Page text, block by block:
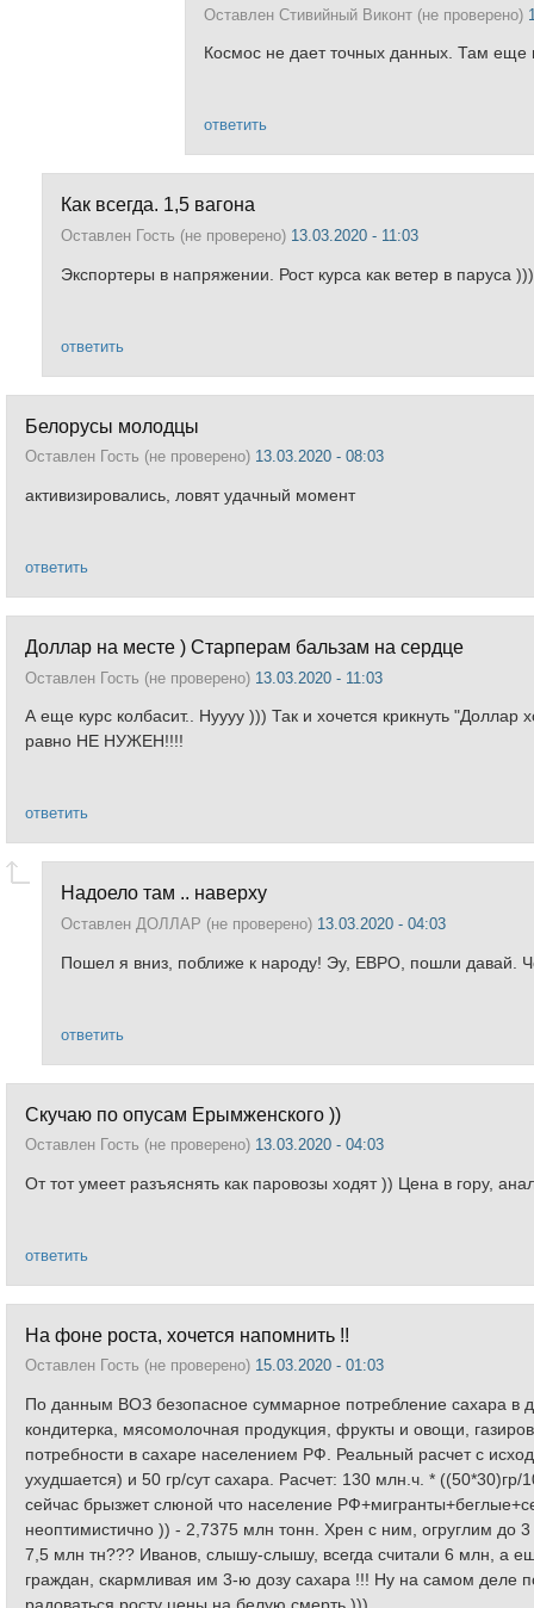
Оставлен Стивийный Виконт (не проверено)
Космос не дает точных данных. Там еще
ответить
Как всегда. 1,5 вагона
Оставлен Гость (не проверено) 13.03.2020 - 11:03
Экспортеры в напряжении. Рост курса как ветер в паруса
ответить
Белорусы молодцы
Оставлен Гость (не проверено) 13.03.2020 - 08:03
активизировались, ловят удачный момент
ответить
Доллар на месте ) Старперам бальзам на сердце
Оставлен Гость (не проверено) 13.03.2020 - 11:03
А еще курс колбасит.. Нуууу ))) Так и хочется крикнуть
равно НЕ НУЖЕН!!!!
ответить
Надоело там .. наверху
Оставлен ДОЛЛАР (не проверено) 13.03.2020 - 04:03
Пошел я вниз, поближе к народу! Эу, ЕВРО, пошли давай.
ответить
Скучаю по опусам Ерымженского ))
Оставлен Гость (не проверено) 13.03.2020 - 04:03
От тот умеет разъяснять как паровозы ходят )) Цена в гору,
ответить
На фоне роста, хочется напомнить !!
Оставлен Гость (не проверено) 15.03.2020 - 01:03
По данным ВОЗ безопасное суммарное потребление сахара в
кондитерка, мясомолочная продукция, фрукты и овощи,
потребности в сахаре населением РФ. Реальный расчет с
ухудшается) и 50 гр/сут сахара. Расчет: 130 млн.ч. *
сейчас брызжет слюной что население
неоптимистично )) - 2,7375 млн тонн. Хрен с ним, огруглим до
7,5 млн тн??? Иванов, слышу-слышу, всегда считали 6 млн, а
граждан, скармливая им 3-ю дозу сахара !!! Ну на самом деле